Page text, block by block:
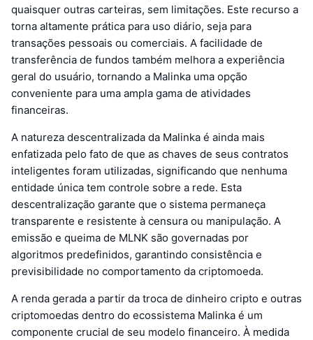
quaisquer outras carteiras, sem limitações. Este recurso a
torna altamente prática para uso diário, seja para
transações pessoais ou comerciais. A facilidade de
transferência de fundos também melhora a experiência
geral do usuário, tornando a Malinka uma opção
conveniente para uma ampla gama de atividades
financeiras.
A natureza descentralizada da Malinka é ainda mais
enfatizada pelo fato de que as chaves de seus contratos
inteligentes foram utilizadas, significando que nenhuma
entidade única tem controle sobre a rede. Esta
descentralização garante que o sistema permaneça
transparente e resistente à censura ou manipulação. A
emissão e queima de MLNK são governadas por
algoritmos predefinidos, garantindo consistência e
previsibilidade no comportamento da criptomoeda.
A renda gerada a partir da troca de dinheiro cripto e outras
criptomoedas dentro do ecossistema Malinka é um
componente crucial de seu modelo financeiro. À medida